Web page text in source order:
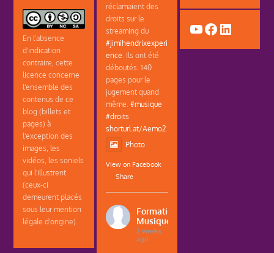
En l'absence
d'indication
contraire, cette
licence concerne
l'ensemble des
contenus de ce
blog (billets et
pages) à
l'exception des
images, les
vidéos, les soniels
qui l'illustrent
(ceux-ci
demeurent placés
sous leur mention
légale d'origine).
réclamaient des
droits sur le
streaming du
#jimihendrixexperi
ence. Ils ont été
déboutés. 140
pages pour le
jugement quand
même.#musique
#droits
shorturl.at/Aemo2
Photo
View on Facebook
·
Share
Formations
Musique
2 weeks
ago
YouTube
Facebook
LinkedIn